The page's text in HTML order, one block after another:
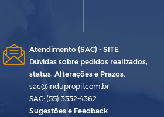
Atendimento (SAC) - SITE
Dúvidas sobre pedidos realizados,
status, Alterações e Prazos.
sac@indupropil.com.br
SAC: (55) 3332-4362
Sugestões e Feedback